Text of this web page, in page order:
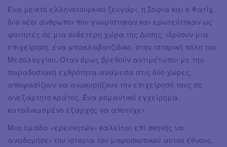
Ένα μεικτό ελληνοτουρκικό ζευγάρι, η Σοφία και ο Φατίχ,
δύο νέοι άνθρωποι που γνωρίστηκαν και ερωτεύτηκαν ως
φοιτητές σε μια ουδέτερη χώρα της Δύσης, ιδρύουν μια
επιχείρηση, ένα μπακλαβατζίδικο, στην ιστορική πόλη του
Μεσολογγίου. Όταν όμως βρεθούν αντιμέτωποι με την
παραδοσιακή εχθρότητα ανάμεσα στις δύο χώρες,
αποφασίζουν να ανακυρήξουν την επιχείρησή τους σε
ανεξάρτητο κράτος. Ένα ρομαντικό εγχείρημα,
καταδικασμένο εξαρχής να αποτύχει.
Μια ομάδα «ερευνητών» καλείται επί σκηνής να
αναδομήσει την ιστορία του μικροσκοπικού αυτού έθνους,